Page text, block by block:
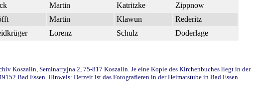
Martin Katritzke
Zippnow
Martin Klawun
Rederitz
Lorenz Schulz Doderlage
Koszalin, Seminarryjna 2, 75-817 Koszalin. Je eine Kopie des Kirchenbuches liegt in der
Bad Essen. Hinweis: Derzeit ist das Fotografieren in der Heimatstube in Bad Essen